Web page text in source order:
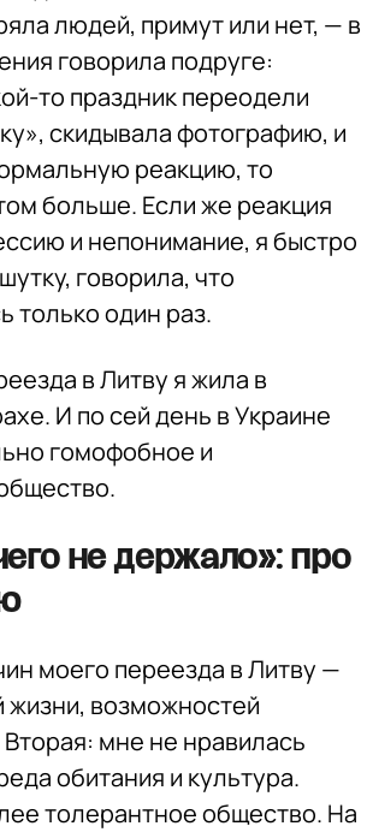
людей, примут или нет, — в
говорила подруге:
то праздник переодели
скидывала фотографию, и
реакцию, то
больше. Если же реакция
и непонимание, я быстро
говорила, что
только один раз.
в Литву я жила в
И по сей день в Украине
гомофобное и
не держало»: про
моего переезда в Литву —
жизни, возможностей
мне не нравилась
обитания и культура.
толерантное общество. На